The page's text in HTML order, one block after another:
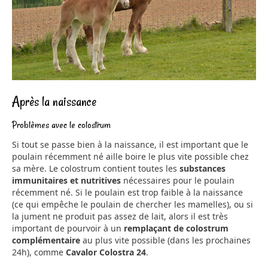
Après la naissance
Problèmes avec le colostrum
Si tout se passe bien à la naissance, il est important que le
poulain récemment né aille boire le plus vite possible chez
sa mère. Le colostrum contient toutes les substances
immunitaires et nutritives nécessaires pour le poulain
récemment né. Si le poulain est trop faible à la naissance
(ce qui empêche le poulain de chercher les mamelles), ou si
la jument ne produit pas assez de lait, alors il est très
important de pourvoir à un remplaçant de colostrum
complémentaire au plus vite possible (dans les prochaines
24h), comme Cavalor Colostra 24.